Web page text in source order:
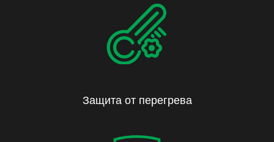
Защита от перегрева